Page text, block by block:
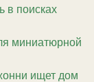
в поисках
миниатюрной
ищет дом